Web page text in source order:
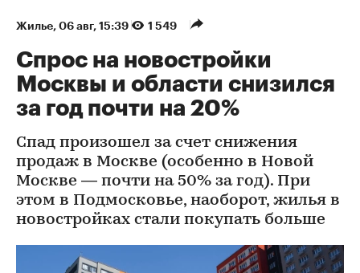
Жилье 06 авг, 15:39 1 549
Спрос на новостройки
Москвы и области снизился
за год почти на 20%
Спад произошел за счет снижения
продаж в Москве (особенно в Новой
Москве — почти на 50% за год). При
этом в Подмосковье, наоборот, жилья в
новостройках стали покупать больше